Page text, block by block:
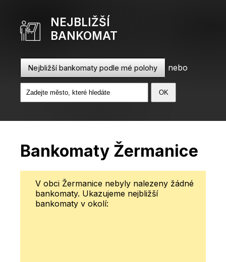
NEJBLIŽŠÍ
BANKOMAT
Nejbližší bankomaty podle mé polohy nebo
Bankomaty Žermanice
V obci Žermanice nebyly nalezeny žádné
bankomaty. Ukazujeme nejbližší
bankomaty v okolí: